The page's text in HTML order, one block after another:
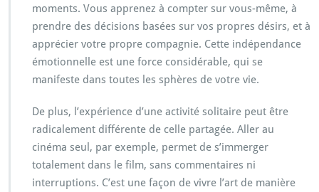
moments. Vous apprenez à compter sur vous-même, à
prendre des décisions basées sur vos propres désirs, et à
apprécier votre propre compagnie. Cette indépendance
émotionnelle est une force considérable, qui se
manifeste dans toutes les sphères de votre vie.
De plus, l’expérience d’une activité solitaire peut être
radicalement différente de celle partagée. Aller au
cinéma seul, par exemple, permet de s’immerger
totalement dans le film, sans commentaires ni
interruptions. C’est une façon de vivre l’art de manière